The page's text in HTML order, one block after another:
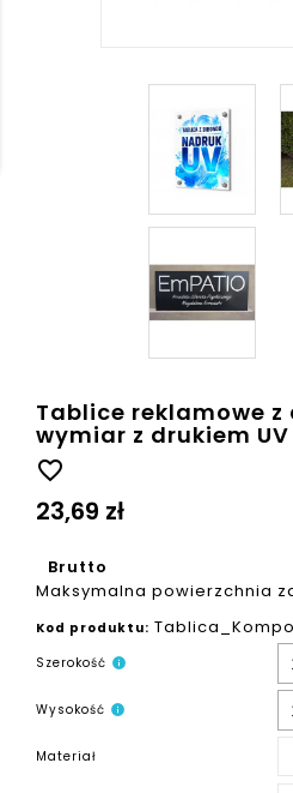
Tablice reklamowe
wymiar z drukiem UV
favorite_border
23,69 zł
Brutto
Maksymalna powierzchnia
Kod produktu:
Szerokość info
Wysokość info
Materiał